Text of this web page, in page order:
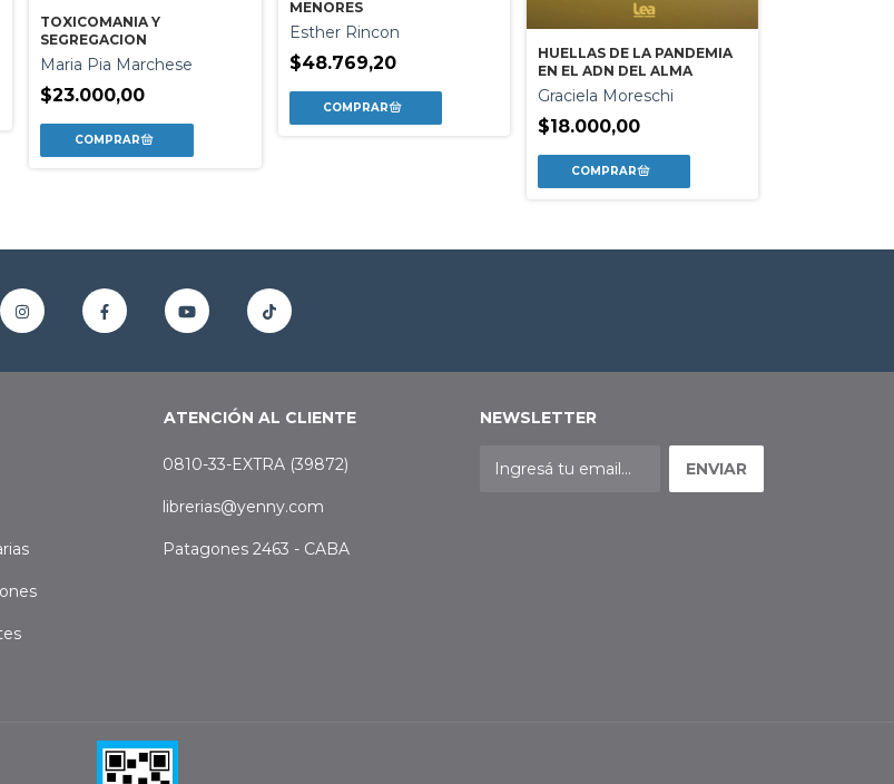
TOXICOMANIA Y
SEGREGACION
Maria Pia Marchese
$23.000,00
MENORES
Esther Rincon
$48.769,20
HUELLAS DE LA PANDEMIA
EN EL ADN DEL ALMA
Graciela Moreschi
$18.000,00
ATENCIÓN AL CLIENTE
0810-33-EXTRA (39872)
librerias@yenny.com
Patagones 2463 - CABA
NEWSLETTER